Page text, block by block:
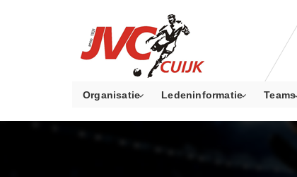
Organisatie Ledeninformatie Teams